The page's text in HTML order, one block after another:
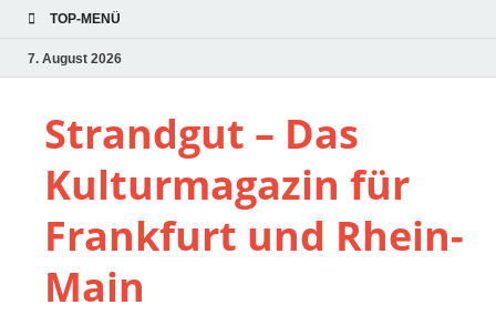
TOP-MENÜ
7. August 2026
Strandgut – Das
Kulturmagazin für
Frankfurt und Rhein-
Main